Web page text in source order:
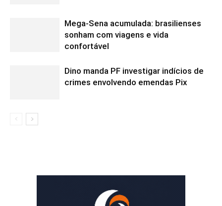
Mega-Sena acumulada: brasilienses
sonham com viagens e vida
confortável
Dino manda PF investigar indícios de
crimes envolvendo emendas Pix